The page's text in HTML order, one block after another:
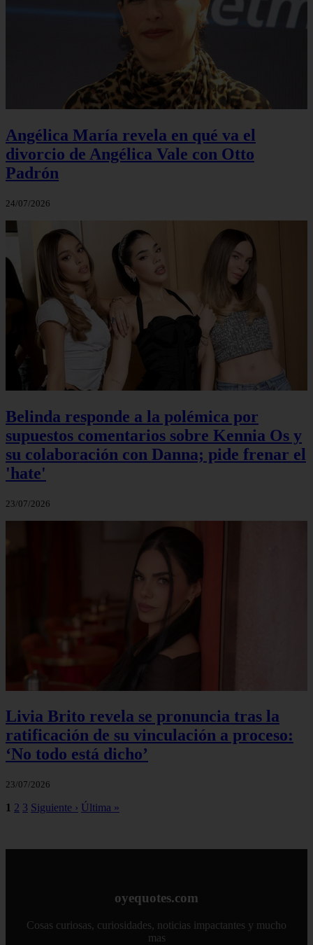
Angélica María revela en qué va el
divorcio de Angélica Vale con Otto
Padrón
24/07/2026
Belinda responde a la polémica por
supuestos comentarios sobre Kennia Os y
su colaboración con Danna; pide frenar el
'hate'
23/07/2026
Livia Brito revela se pronuncia tras la
ratificación de su vinculación a proceso:
‘No todo está dicho’
23/07/2026
1 2 3 Siguiente › Última »
oyequotes.com
Cosas curiosas, curiosidades, noticias impactantes y mucho
mas